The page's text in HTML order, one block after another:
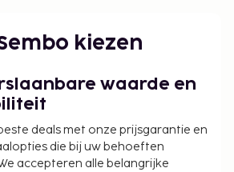
kiezen
waarde en
deals met onze prijsgarantie en
die bij uw behoeften
accepteren alle belangrijke